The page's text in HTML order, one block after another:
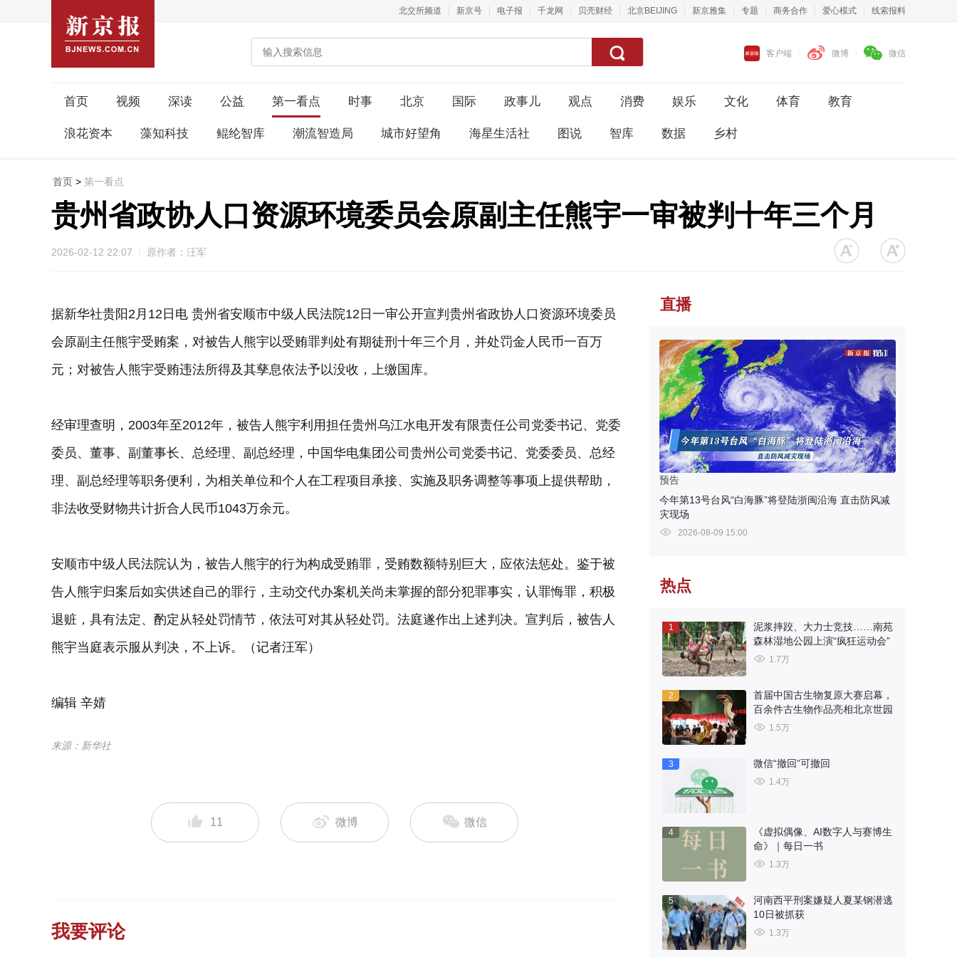
北交所频道 新京号 电子报 千龙网 贝壳财经 北京BEIJING 新京雅集 专题 商务合作 爱心模式 线索报料
客户端 微博 微信
首页 视频 深读 公益 第一看点 时事 北京 国际 政事儿 观点 消费 娱乐 文化 体育 教育
浪花资本 藻知科技 鲲纶智库 潮流智造局 城市好望角 海星生活社 图说 智库 数据 乡村
首页 > 第一看点
贵州省政协人口资源环境委员会原副主任熊宇一审被判十年三个月
2026-02-12 22:07 原作者：汪军
据新华社贵阳2月12日电 贵州省安顺市中级人民法院12日一审公开宣判贵州省政协人口资源环境委员
会原副主任熊宇受贿案，对被告人熊宇以受贿罪判处有期徒刑十年三个月，并处罚金人民币一百万
元；对被告人熊宇受贿违法所得及其孳息依法予以没收，上缴国库。
经审理查明，2003年至2012年，被告人熊宇利用担任贵州乌江水电开发有限责任公司党委书记、党委
委员、董事、副董事长、总经理、副总经理，中国华电集团公司贵州公司党委书记、党委委员、总经
理、副总经理等职务便利，为相关单位和个人在工程项目承接、实施及职务调整等事项上提供帮助，
非法收受财物共计折合人民币1043万余元。
安顺市中级人民法院认为，被告人熊宇的行为构成受贿罪，受贿数额特别巨大，应依法惩处。鉴于被
告人熊宇归案后如实供述自己的罪行，主动交代办案机关尚未掌握的部分犯罪事实，认罪悔罪，积极
退赃，具有法定、酌定从轻处罚情节，依法可对其从轻处罚。法庭遂作出上述判决。宣判后，被告人
熊宇当庭表示服从判决，不上诉。（记者汪军）
编辑 辛婧
来源：新华社
11 微博 微信
我要评论
直播
预告
今年第13号台风“白海豚”将登陆浙闽沿海 直击防风减
灾现场
2026-08-09 15:00
热点
1
泥浆摔跤、大力士竞技……南苑
森林湿地公园上演“疯狂运动会”
1.7万
2
首届中国古生物复原大赛启幕，
百余件古生物作品亮相北京世园
1.5万
3 微信“撤回”可撤回
1.4万
4
《虚拟偶像、AI数字人与赛博生
命》｜每日一书
1.3万
5
河南西平刑案嫌疑人夏某钢潜逃
10日被抓获
1.3万